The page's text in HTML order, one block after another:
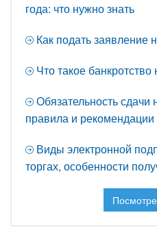
года: что нужно знать
Как подать заявление
Что такое
Обязательность сдачи
правила и рекомендации
Виды электронной
торгах, особенности